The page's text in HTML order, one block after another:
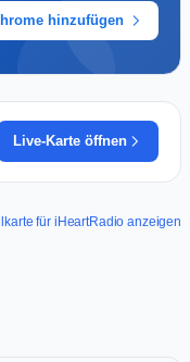
hinzufügen
Live-Karte öffnen
für iHeartRadio anzeigen